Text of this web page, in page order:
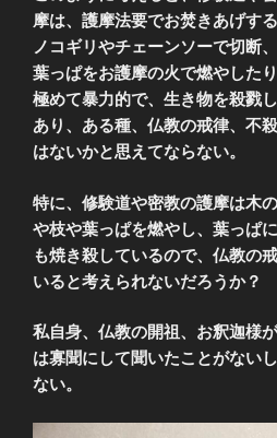
摩は、護摩法要でお焚きあげす
ノコギリやチェーンソーで切断
葉っぱをお護摩の火で燃やした
極めて暴力的で、生き物を殺戮
あり、ある種、仏教の戒律、不
はないかと思えてならない。
特に、修験道や密教の護摩は木
や枝や葉っぱを燃やし、葉っぱ
も焼き殺しているので、仏教の
いると考えられないだろうか？
私自身、仏教の開祖、お釈迦様
は寡聞にして聞いたことがない
ない。